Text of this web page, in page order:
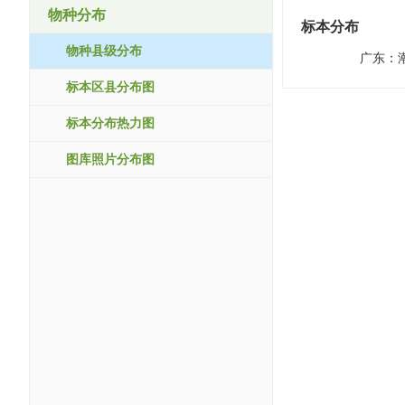
物种分布
物种县级分布
标本区县分布图
标本分布热力图
图库照片分布图
标本分布
广东：